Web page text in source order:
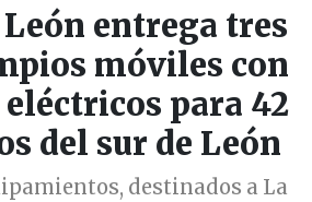
entrega tres
móviles con
para 42
del sur de León
destinados a La